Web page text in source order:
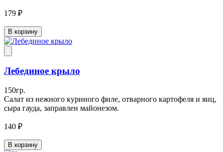
179 ₽
В корзину
Лебединое крыло
150гр.
Салат из нежного куриного филе, отварного картофеля и яиц,
сыра гауда, заправлен майонезом.
140 ₽
В корзину